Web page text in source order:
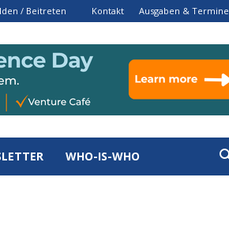
/ Beitreten Kontakt Ausgaben & Termine
WHO-IS-WHO